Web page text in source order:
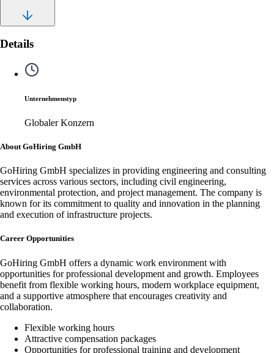
Details
Unternehmenstyp
Globaler Konzern
About GoHiring GmbH
GoHiring GmbH specializes in providing engineering and consulting
services across various sectors, including civil engineering,
environmental protection, and project management. The company is
known for its commitment to quality and innovation in the planning
and execution of infrastructure projects.
Career Opportunities
GoHiring GmbH offers a dynamic work environment with
opportunities for professional development and growth. Employees
benefit from flexible working hours, modern workplace equipment,
and a supportive atmosphere that encourages creativity and
collaboration.
Flexible working hours
Attractive compensation packages
Opportunities for professional training and development